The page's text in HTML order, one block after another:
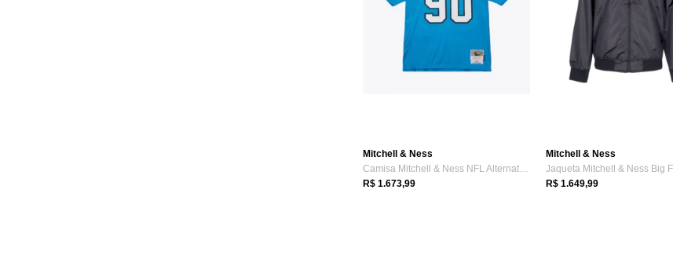
Mitchell & Ness
Camisa Mitchell & Ness NFL Alternate Blu...
R$ 1.673,99
Mitchell & Ness
R$ 1.649,99